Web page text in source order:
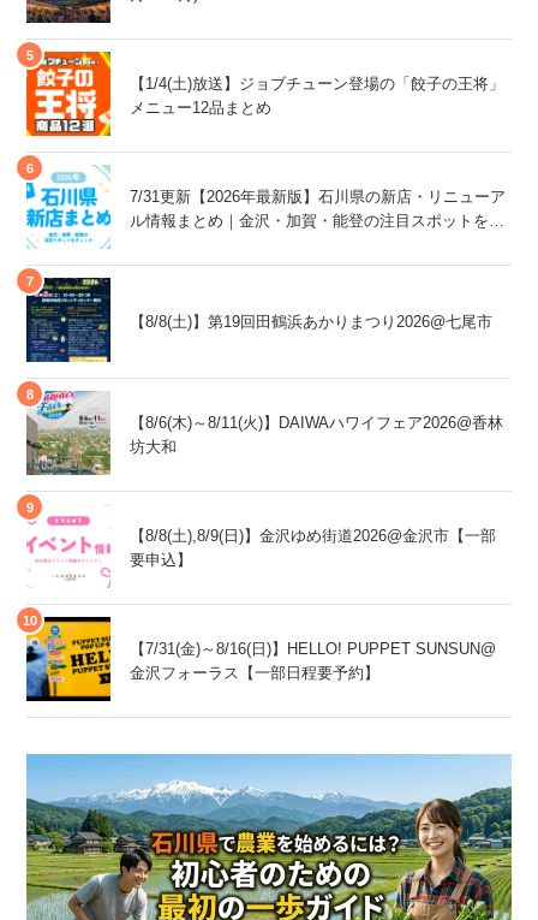
【1/4(土)放送】ジョブチューン登場の「餃子の王将」
メニュー12品まとめ
7/31更新【2026年最新版】石川県の新店・リニューア
ル情報まとめ｜金沢・加賀・能登の注目スポットをチ
【8/8(土)】第19回田鶴浜あかりまつり2026@七尾市
【8/6(木)～8/11(火)】DAIWAハワイフェア2026@香林
坊大和
【8/8(土),8/9(日)】金沢ゆめ街道2026@金沢市【一部
要申込】
【7/31(金)～8/16(日)】HELLO! PUPPET SUNSUN@
金沢フォーラス【一部日程要予約】